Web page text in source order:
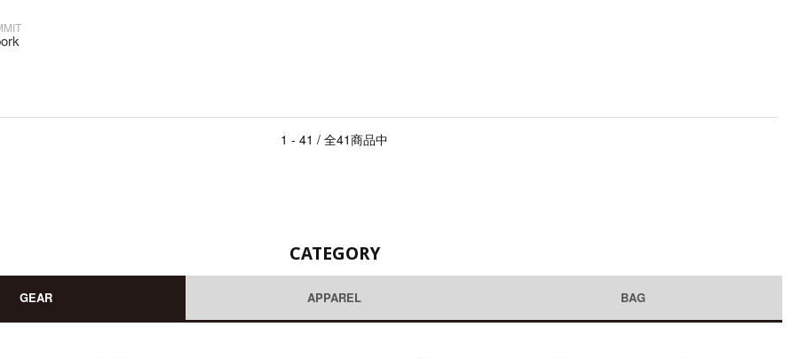
1 - 41 / 全41商品中
CATEGORY
GEAR APPAREL BAG